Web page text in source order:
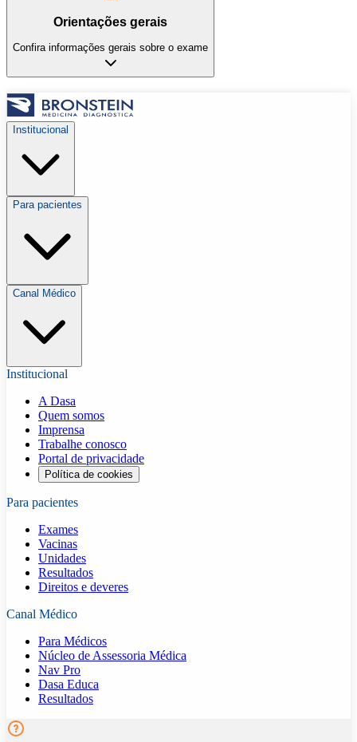
Orientações gerais
Confira informações gerais sobre o exame
Institucional
Para pacientes
Canal Médico
Institucional
A Dasa
Quem somos
Imprensa
Trabalhe conosco
Portal de privacidade
Política de cookies
Para pacientes
Exames
Vacinas
Unidades
Resultados
Direitos e deveres
Canal Médico
Para Médicos
Núcleo de Assessoria Médica
Nav Pro
Dasa Educa
Resultados